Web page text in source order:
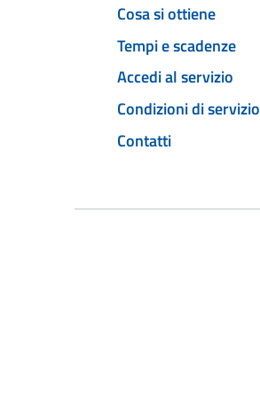
Cosa si ottiene
Tempi e scadenze
Accedi al servizio
Condizioni di servizio
Contatti